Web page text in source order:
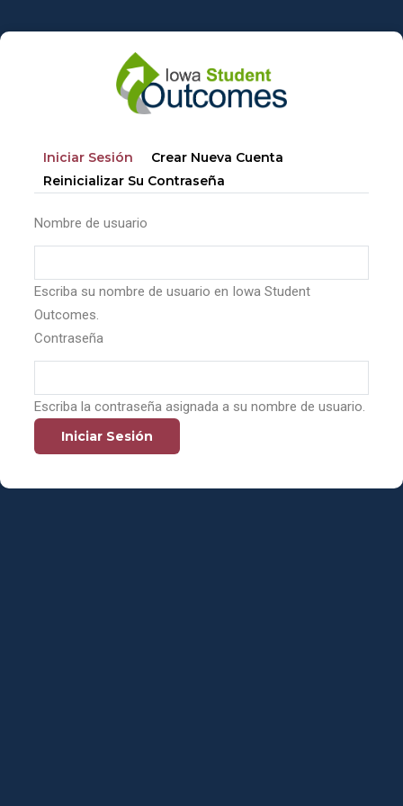
al
Solapas
principales
Iniciar Sesión (solapa
Activa)
Crear Nueva Cuenta
Reinicializar Su Contraseña
Nombre de usuario
Escriba su nombre de usuario en Iowa Student
Outcomes.
Contraseña
Escriba la contraseña asignada a su nombre de usuario.